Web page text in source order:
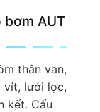
bơm AUT
thân van,
vít, lưới lọc,
kết. Cấu